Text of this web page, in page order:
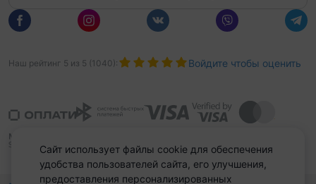
Наш рейтинг 5 из 5 1040): Войдите чтобы оценить
Сайт использует файлы cookie для обеспечения
удобства пользователей сайта, его улучшения,
предоставления персонализированных